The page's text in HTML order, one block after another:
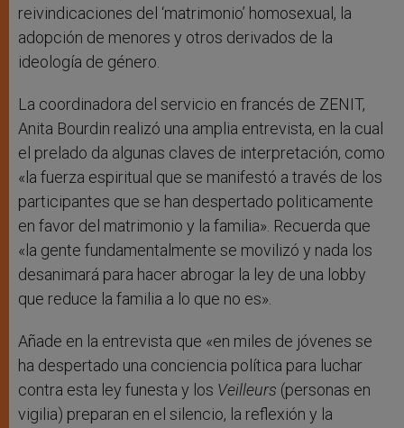
reivindicaciones del ‘matrimonio’ homosexual, la
adopción de menores y otros derivados de la
ideología de género.
La coordinadora del servicio en francés de ZENIT,
Anita Bourdin realizó una amplia entrevista, en la cual
el prelado da algunas claves de interpretación, como
«la fuerza espiritual que se manifestó a través de los
participantes que se han despertado politicamente
en favor del matrimonio y la familia». Recuerda que
«la gente fundamentalmente se movilizó y nada los
desanimará para hacer abrogar la ley de una lobby
que reduce la familia a lo que no es».
Añade en la entrevista que «en miles de jóvenes se
ha despertado una conciencia política para luchar
contra esta ley funesta y los Veilleurs (personas en
vigilia) preparan en el silencio, la reflexión y la